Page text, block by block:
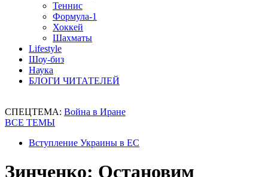
Теннис
Формула-1
Хоккей
Шахматы
Lifestyle
Шоу-биз
Наука
БЛОГИ ЧИТАТЕЛЕЙ
СПЕЦТЕМА: Война в Иране
ВСЕ ТЕМЫ
Вступление Украины в ЕС
Зинченко: Остановим